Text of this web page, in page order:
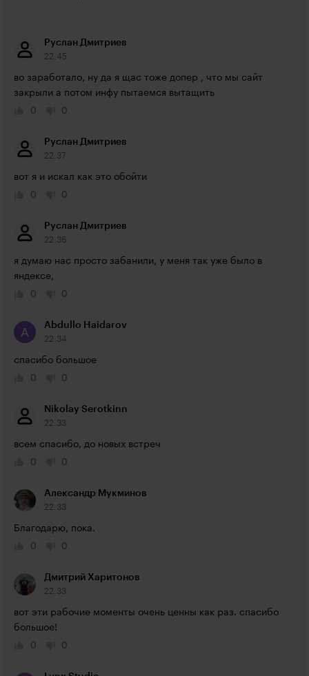
Руслан Дмитриев
22:45
во заработало, ну да я щас тоже допер , что мы сайт
закрыли а потом инфу пытаемся вытащить
0
0
Руслан Дмитриев
22:37
вот я и искал как это обойти
0
0
Руслан Дмитриев
22:36
я думаю нас просто забанили, у меня так уже было в
яндексе,
0
0
Abdullo Haidarov
22:34
спасибо большое
0
0
Nikolay Serotkinn
22:33
всем спасибо, до новых встреч
0
0
Александр Мукминов
22:33
Благодарю, пока.
0
0
Дмитрий Харитонов
22:33
вот эти рабочие моменты очень ценны как раз. спасибо
большое!
0
0